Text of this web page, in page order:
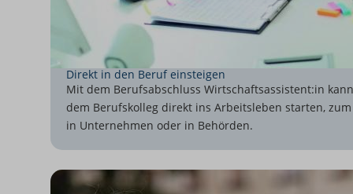
Direkt in den Beruf einsteigen
Mit dem Berufsabschluss Wirtschaftsassistent:in
dem Berufskolleg direkt ins Arbeitsleben starten,
in Unternehmen oder in Behörden.